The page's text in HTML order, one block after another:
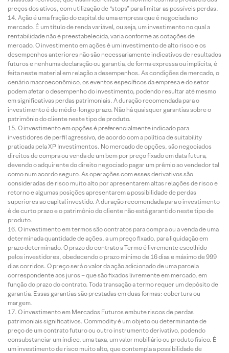
preços dos ativos, com utilização de “stops” para limitar as possíveis perdas.
Ação é uma fração do capital de uma empresa que é negociada no
mercado. É um título de renda variável, ou seja, um investimento no qual a
rentabilidade não é preestabelecida, varia conforme as cotações de
mercado. O investimento em ações é um investimento de alto risco e os
desempenhos anteriores não são necessariamente indicativos de resultados
futuros e nenhuma declaração ou garantia, de forma expressa ou implícita, é
feita neste material em relação a desempenhos. As condições de mercado, o
cenário macroeconômico, os eventos específicos da empresa e do setor
podem afetar o desempenho do investimento, podendo resultar até mesmo
em significativas perdas patrimoniais. A duração recomendada para o
investimento é de médio-longo prazo. Não há quaisquer garantias sobre o
patrimônio do cliente neste tipo de produto.
O investimento em opções é preferencialmente indicado para
investidores de perfil agressivo, de acordo com a política de suitability
praticada pela XP Investimentos. No mercado de opções, são negociados
direitos de compra ou venda de um bem por preço fixado em data futura,
devendo o adquirente do direito negociado pagar um prêmio ao vendedor tal
como num acordo seguro. As operações com esses derivativos são
consideradas de risco muito alto por apresentarem altas relações de risco e
retorno e algumas posições apresentarem a possibilidade de perdas
superiores ao capital investido. A duração recomendada para o investimento
é de curto prazo e o patrimônio do cliente não está garantido neste tipo de
produto.
O investimento em termos são contratos para compra ou a venda de uma
determinada quantidade de ações, a um preço fixado, para liquidação em
prazo determinado. O prazo do contrato a Termo é livremente escolhido
pelos investidores, obedecendo o prazo mínimo de 16 dias e máximo de 999
dias corridos. O preço será o valor da ação adicionado de uma parcela
correspondente aos juros – que são fixados livremente em mercado, em
função do prazo do contrato. Toda transação a termo requer um depósito de
garantia. Essas garantias são prestadas em duas formas: cobertura ou
margem.
O investimento em Mercados Futuros embute riscos de perdas
patrimoniais significativos. Commodity é um objeto ou determinante de
preço de um contrato futuro ou outro instrumento derivativo, podendo
consubstanciar um índice, uma taxa, um valor mobiliário ou produto físico. É
um investimento de risco muito alto, que contempla a possibilidade de